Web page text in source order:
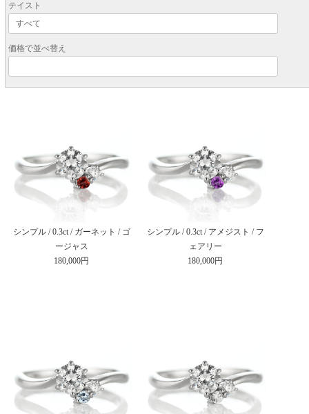
テイスト
価格で並べ替え
シンプル / 0.3ct / ガーネット / ゴ
ージャス
180,000円
シンプル / 0.3ct / アメジスト / フ
ェアリー
180,000円